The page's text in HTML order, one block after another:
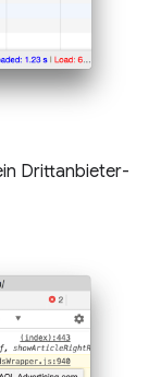
Drittanbieter-